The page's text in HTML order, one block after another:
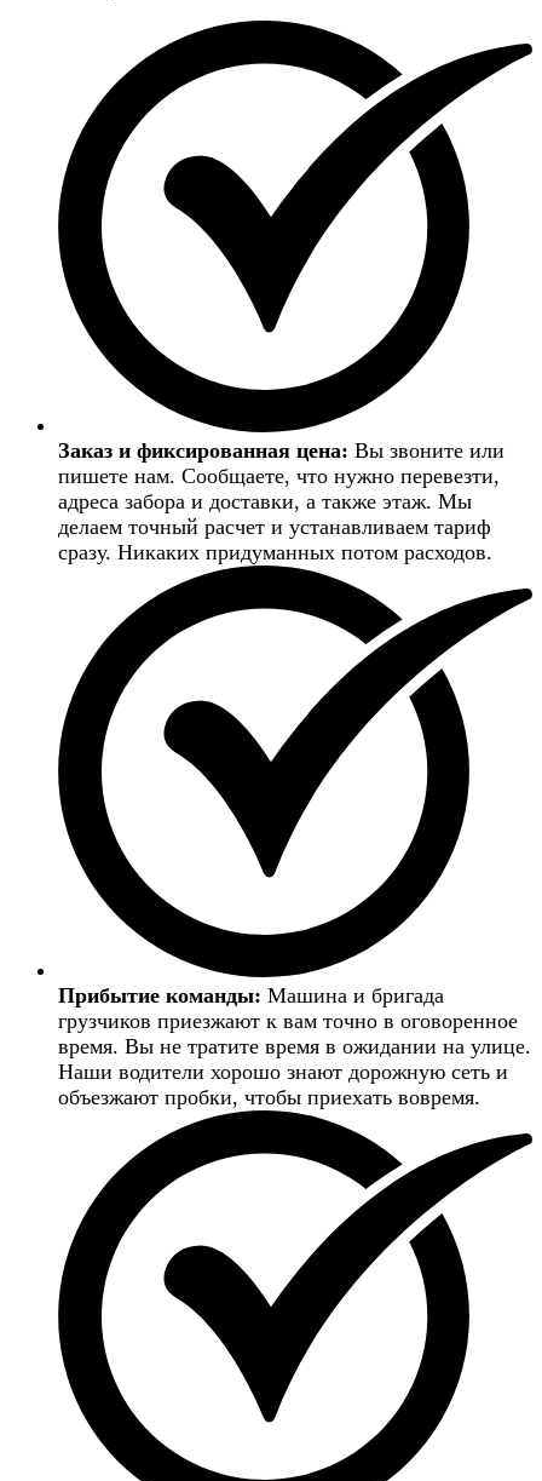
Заказ и фиксированная цена: Вы звоните или
пишете нам. Сообщаете, что нужно перевезти,
адреса забора и доставки, а также этаж. Мы
делаем точный расчет и устанавливаем тариф
сразу. Никаких придуманных потом расходов.
Прибытие команды: Машина и бригада
грузчиков приезжают к вам точно в оговоренное
время. Вы не тратите время в ожидании на улице.
Наши водители хорошо знают дорожную сеть и
объезжают пробки, чтобы приехать вовремя.